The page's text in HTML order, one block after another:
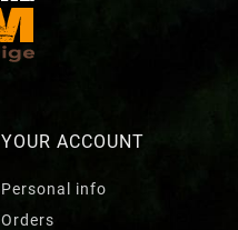
YOUR ACCOUNT
Personal info
Orders